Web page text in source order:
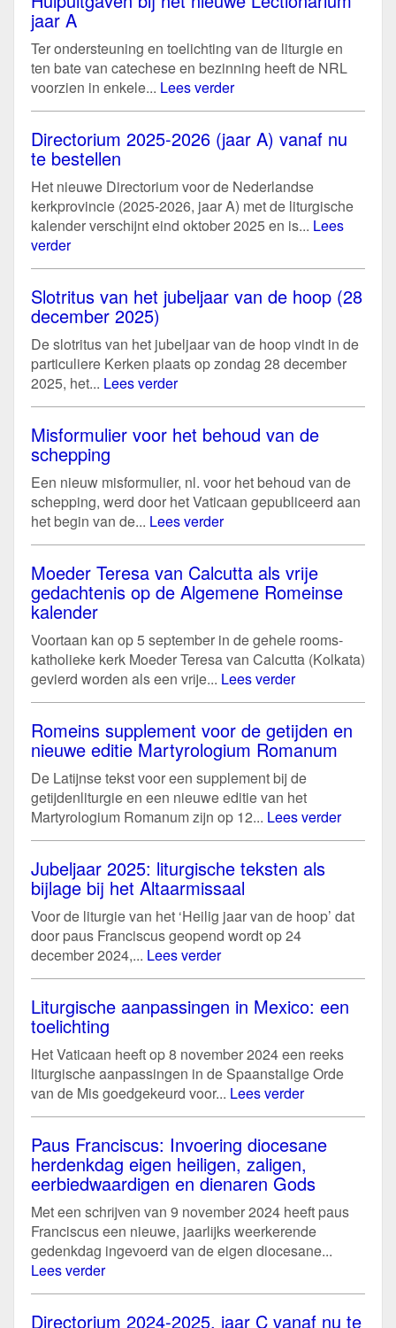
jaar A
Ter ondersteuning en toelichting van de liturgie en
ten bate van catechese en bezinning heeft de NRL
voorzien in enkele... Lees verder
Directorium 2025-2026 (jaar A) vanaf nu
te bestellen
Het nieuwe Directorium voor de Nederlandse
kerkprovincie (2025-2026, jaar A) met de liturgische
kalender verschijnt eind oktober 2025 en is... Lees
verder
Slotritus van het jubeljaar van de hoop (28
december 2025)
De slotritus van het jubeljaar van de hoop vindt in de
particuliere Kerken plaats op zondag 28 december
2025, het... Lees verder
Misformulier voor het behoud van de
schepping
Een nieuw misformulier, nl. voor het behoud van de
schepping, werd door het Vaticaan gepubliceerd aan
het begin van de... Lees verder
Moeder Teresa van Calcutta als vrije
gedachtenis op de Algemene Romeinse
kalender
Voortaan kan op 5 september in de gehele rooms-
katholieke kerk Moeder Teresa van Calcutta (Kolkata)
gevierd worden als een vrije... Lees verder
Romeins supplement voor de getijden en
nieuwe editie Martyrologium Romanum
De Latijnse tekst voor een supplement bij de
getijdenliturgie en een nieuwe editie van het
Martyrologium Romanum zijn op 12... Lees verder
Jubeljaar 2025: liturgische teksten als
bijlage bij het Altaarmissaal
Voor de liturgie van het ‘Heilig jaar van de hoop’ dat
door paus Franciscus geopend wordt op 24
december 2024,... Lees verder
Liturgische aanpassingen in Mexico: een
toelichting
Het Vaticaan heeft op 8 november 2024 een reeks
liturgische aanpassingen in de Spaanstalige Orde
van de Mis goedgekeurd voor... Lees verder
Paus Franciscus: Invoering diocesane
herdenkdag eigen heiligen, zaligen,
eerbiedwaardigen en dienaren Gods
Met een schrijven van 9 november 2024 heeft paus
Franciscus een nieuwe, jaarlijks weerkerende
gedenkdag ingevoerd van de eigen diocesane...
Lees verder
Directorium 2024-2025, jaar C vanaf nu te